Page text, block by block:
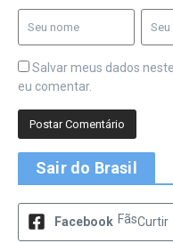
Salvar meus dados
eu comentar.
Sair do Brasil
Facebook FãsCurtir